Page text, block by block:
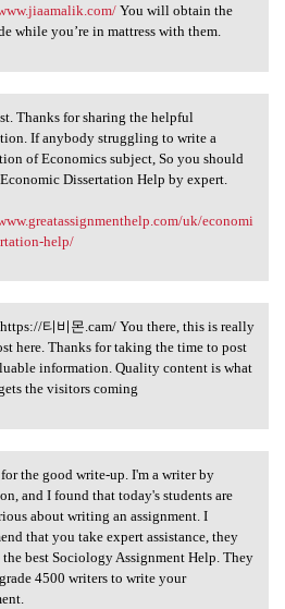
You will obtain the
while you’re in mattress with them.
Thanks for sharing
Thanks for sharing the helpful
If anybody struggling to write a
of Economics subject, So you should
Dissertation Help by expert.
uk/economi
help/
https://티비몬.cam/ You
티비몬.cam/ You there, this is really
here. Thanks for taking the time to post
information. Quality content is what
the visitors coming
for the good write-up.
the good write-up. I'm a writer by
and I found that today's students are
about writing an assignment. I
that you take expert assistance, they
best Sociology Assignment Help. They
4500 writers to write your